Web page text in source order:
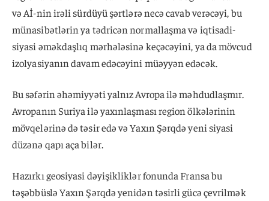
və Aİ-nin irəli sürdüyü şərtlərə necə cavab verəcəyi, bu
münasibətlərin ya tədricən normallaşma və iqtisadi-
siyasi əməkdaşlıq mərhələsinə keçəcəyini, ya da mövcud
izolyasiyanın davam edəcəyini müəyyən edəcək.
Bu səfərin əhəmiyyəti yalnız Avropa ilə məhdudlaşmır.
Avropanın Suriya ilə yaxınlaşması region ölkələrinin
mövqelərinə də təsir edə və Yaxın Şərqdə yeni siyasi
düzənə qapı aça bilər.
Hazırkı geosiyasi dəyişikliklər fonunda Fransa bu
təşəbbüslə Yaxın Şərqdə yenidən təsirli gücə çevrilmək